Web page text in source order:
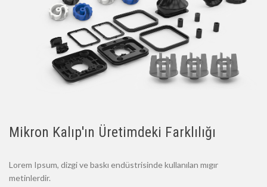
Mikron Kalıp'ın Üretimdeki Farklılığı
Lorem Ipsum, dizgi ve baskı endüstrisinde kullanılan mıgır
metinlerdir.